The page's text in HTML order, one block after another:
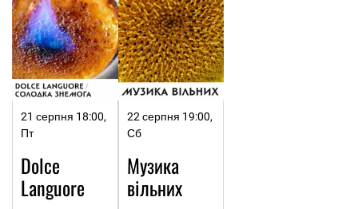
21 серпня 18:00,
Пт
Dolce
Languore
22 серпня 19:00,
Сб
Музика
вільних